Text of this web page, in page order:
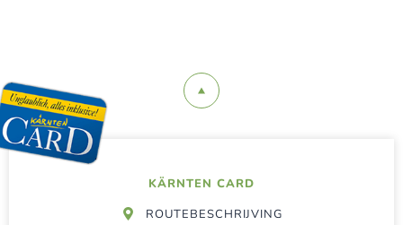
KÄRNTEN CARD
ROUTEBESCHRIJVING